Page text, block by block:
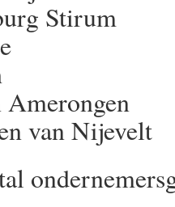
Stirum
Amerongen
van Nijevelt